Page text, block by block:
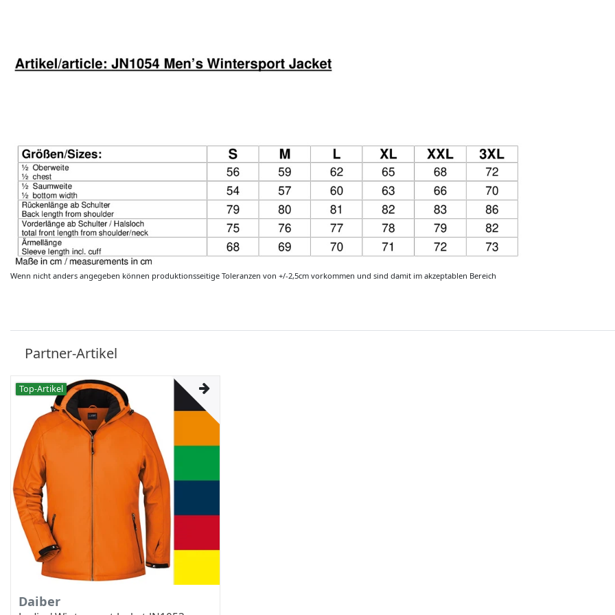
Wenn nicht anders angegeben können produktionsseitige Toleranzen von +/-2,5cm vorkommen und sind damit im akzeptablen Bereich
Partner-Artikel
Top-Artikel
Daiber